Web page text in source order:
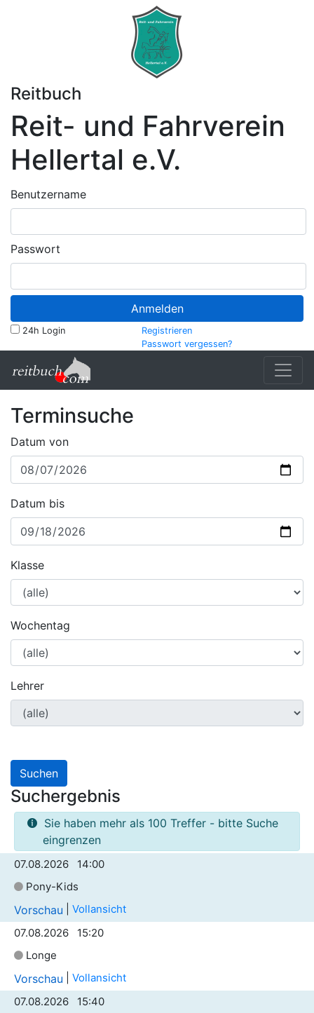
Reitbuch
Reit- und Fahrverein
Hellertal e.V.
Benutzername
Passwort
Anmelden
24h Login
Registrieren
Passwort vergessen?
Terminsuche
Datum von
Datum bis
Klasse
Wochentag
Lehrer
Suchen
Suchergebnis
Sie haben mehr als 100 Treffer - bitte Suche
eingrenzen
07.08.2026 14:00
Pony-Kids
Vorschau
Vollansicht
07.08.2026 15:20
Longe
Vorschau
Vollansicht
07.08.2026 15:40